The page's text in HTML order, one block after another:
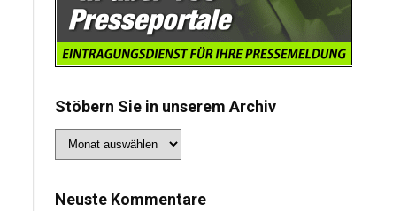
Stöbern Sie in unserem Archiv
Sie
Archiv
Neuste Kommentare